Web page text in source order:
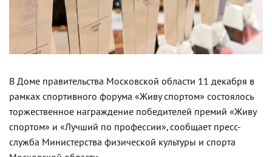
В Доме правительства Московской области 11 декабря в
рамках спортивного форума «Живу спортом» состоялось
торжественное награждение победителей премий «Живу
спортом» и «Лучший по профессии», сообщает пресс-
служба Министерства физической культуры и спорта